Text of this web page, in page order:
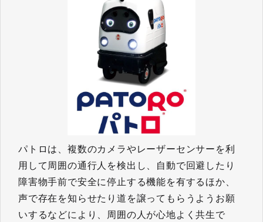
パトロは、複数のカメラやレーザーセンサーを利
用して周囲の通行人を検出し、自動で回避したり
障害物手前で安全に停止する機能を有するほか、
声で存在を知らせたり道を譲ってもらうようお願
いするなどにより、周囲の人が心地よく共生で